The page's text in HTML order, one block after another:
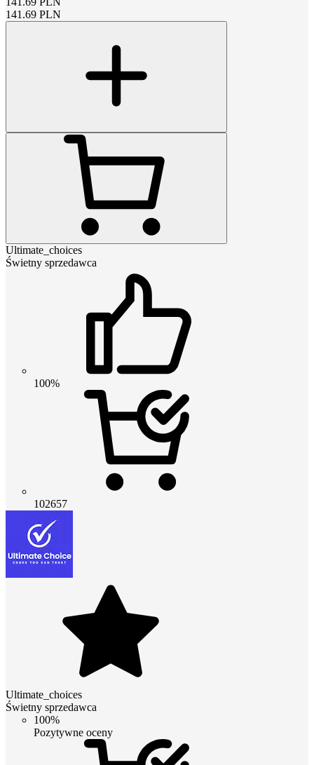
141.69 PLN
Ultimate_choices
Świetny sprzedawca
100%
102657
Ultimate_choices
Świetny sprzedawca
100%
Pozytywne oceny